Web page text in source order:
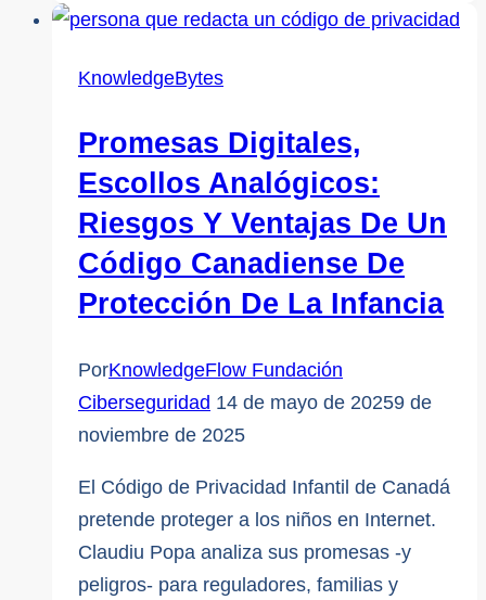
y
sobre
ciberseguridad
para
organizaciones
sin
ánimo
lucro
KnowledgeBytes
Promesas Digitales,
Escollos Analógicos:
Riesgos Y Ventajas De Un
Código Canadiense De
Protección De La Infancia
PorKnowledgeFlow Fundación
Ciberseguridad 14 de mayo de 20259 de
noviembre de 2025
El Código de Privacidad Infantil de Canadá
pretende proteger a los niños en Internet.
Claudiu Popa analiza sus promesas -y
peligros- para reguladores, familias y